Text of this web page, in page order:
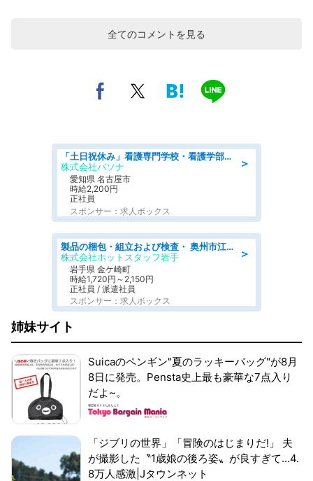
全てのコメントを見る
＞
「土日祝休み」看護専門学校・看護学部での教員業務/高時給/要資格:保健師、正看護師
株式会社パソナ
愛知県 名古屋市
時給2,200円
正社員
スポンサー：求人ボックス
＞
製品の梱包・組立および検査・ 奥州市江刺/大手企業で長期安定 梱包・検査・組立/半年経過毎に5万円の報奨金有
株式会社ホットスタッフ岩手
岩手県 金ケ崎町
時給1,720円～2,150円
正社員 / 派遣社員
スポンサー：求人ボックス
姉妹サイト
Suicaのペンギン"夏のラッキーバッグ"が8月
8日に発売。Pensta史上最も豪華な7点入り
だよ~。
「ジブリの世界」「冒険のはじまりだ!」 夫
が撮影した〝1歳娘の後ろ姿〟が良すぎて...4.
8万人感激|Jタウンネット